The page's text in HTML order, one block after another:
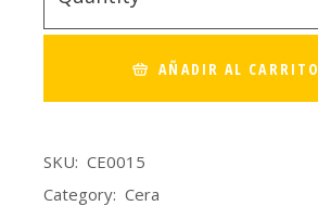
AÑADIR AL CARRITO
SKU: CE0015
Category: Cera